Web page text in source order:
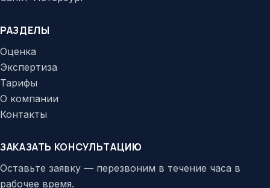
РАЗДЕЛЫ
Оценка
Экспертиза
Тарифы
О компании
Контакты
ЗАКАЗАТЬ КОНСУЛЬТАЦИЮ
Оставьте заявку — перезвоним в течение часа в
рабочее время.